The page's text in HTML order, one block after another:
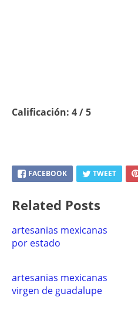
Calificación: 4 / 5
FACEBOOK TWEET
Related Posts
artesanias mexicanas
por estado
artesanias mexicanas
virgen de guadalupe